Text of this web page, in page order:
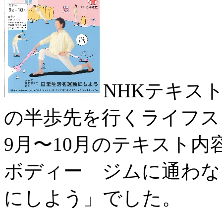
NHKテキス
の半歩先を行くライフ
9月〜10月のテキスト内
ボディー ジムに通わな
にしよう」でした。